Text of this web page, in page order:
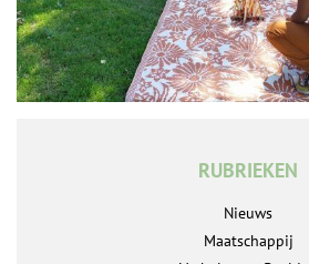
RUBRIEKEN
Nieuws
Maatschappij